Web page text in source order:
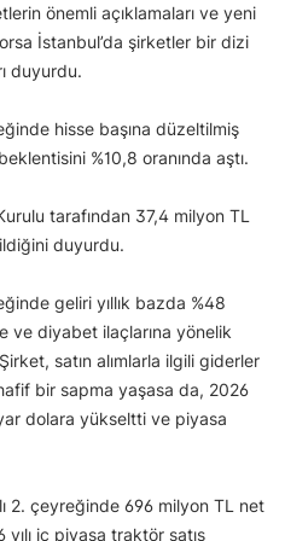
önemli açıklamaları ve yeni
İstanbul’da şirketler bir dizi
duyurdu.
hisse başına düzeltilmiş
%10,8 oranında aştı.
tarafından 37,4 milyon TL
duyurdu.
geliri yıllık bazda %48
ve diyabet ilaçlarına yönelik
satın alımlarla ilgili giderler
bir sapma yaşasa da, 2026
dolara yükseltti ve piyasa
2. çeyreğinde 696 milyon TL net
yılı iç piyasa traktör satış